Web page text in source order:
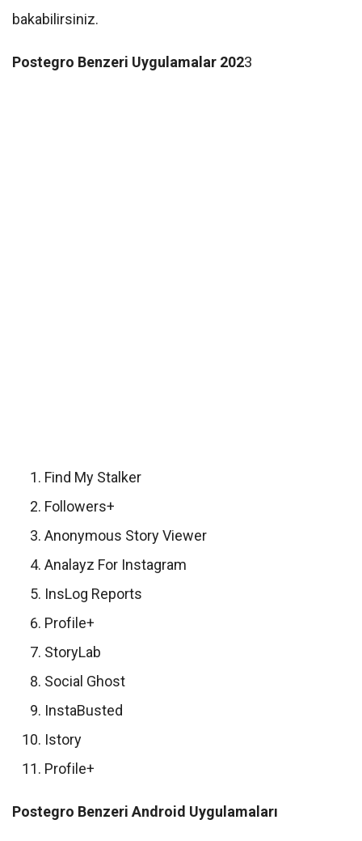
bakabilirsiniz.
Postegro Benzeri Uygulamalar 2023
Find My Stalker
Followers+
Anonymous Story Viewer
Analayz For Instagram
InsLog Reports
Profile+
StoryLab
Social Ghost
InstaBusted
Istory
Profile+
Postegro Benzeri Android Uygulamaları